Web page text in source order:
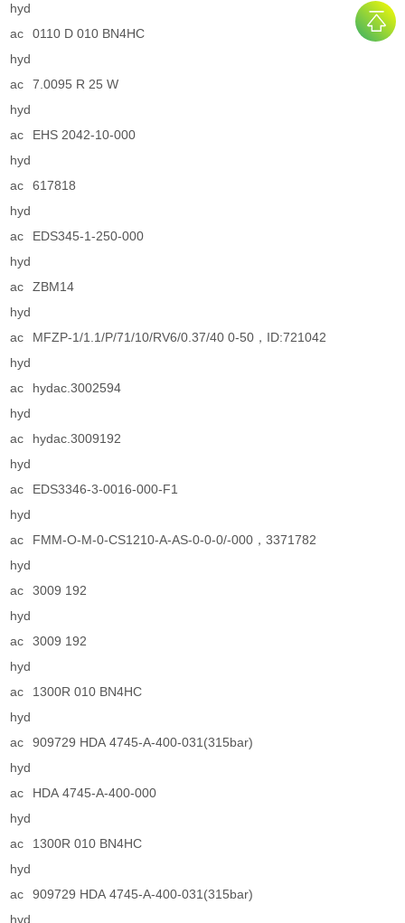
hyd
ac
0110 D 010 BN4HC
hyd
ac
7.0095 R 25 W
hyd
ac
EHS 2042-10-000
hyd
ac
617818
hyd
ac
EDS345-1-250-000
hyd
ac
ZBM14
hyd
ac
MFZP-1/1.1/P/71/10/RV6/0.37/40 0-50，ID:721042
hyd
ac
hydac.3002594
hyd
ac
hydac.3009192
hyd
ac
EDS3346-3-0016-000-F1
hyd
ac
FMM-O-M-0-CS1210-A-AS-0-0-0/-000，3371782
hyd
ac
3009 192
hyd
ac
3009 192
hyd
ac
1300R 010 BN4HC
hyd
ac
909729 HDA 4745-A-400-031(315bar)
hyd
ac
HDA 4745-A-400-000
hyd
ac
1300R 010 BN4HC
hyd
ac
909729 HDA 4745-A-400-031(315bar)
hyd